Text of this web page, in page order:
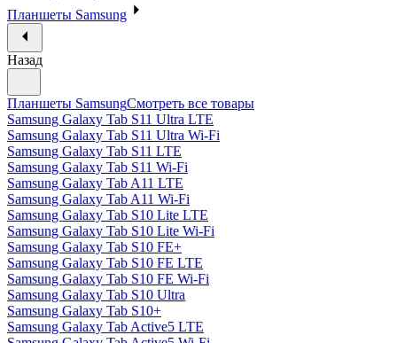
Планшеты Samsung
Назад
Планшеты SamsungСмотреть все товары
Samsung Galaxy Tab S11 Ultra LTE
Samsung Galaxy Tab S11 Ultra Wi-Fi
Samsung Galaxy Tab S11 LTE
Samsung Galaxy Tab S11 Wi-Fi
Samsung Galaxy Tab A11 LTE
Samsung Galaxy Tab A11 Wi-Fi
Samsung Galaxy Tab S10 Lite LTE
Samsung Galaxy Tab S10 Lite Wi-Fi
Samsung Galaxy Tab S10 FE+
Samsung Galaxy Tab S10 FE LTE
Samsung Galaxy Tab S10 FE Wi-Fi
Samsung Galaxy Tab S10 Ultra
Samsung Galaxy Tab S10+
Samsung Galaxy Tab Active5 LTE